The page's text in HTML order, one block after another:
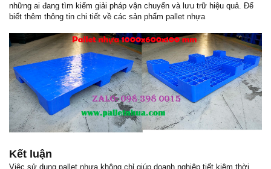
những ai đang tìm kiếm giải pháp vận chuyển và lưu trữ hiệu quả. Để
biết thêm thông tin chi tiết về các sản phẩm pallet nhựa
Kết luận
Việc sử dụng pallet nhựa không chỉ giúp doanh nghiệp tiết kiệm thời